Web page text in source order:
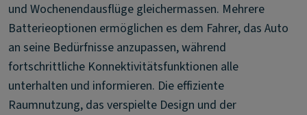
und Wochenendausflüge gleichermassen. Mehrere
Batterieoptionen ermöglichen es dem Fahrer, das Auto
an seine Bedürfnisse anzupassen, während
fortschrittliche Konnektivitätsfunktionen alle
unterhalten und informieren. Die effiziente
Raumnutzung, das verspielte Design und der